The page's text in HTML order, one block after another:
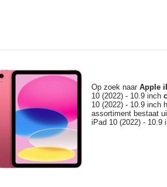
Op zoek naar Apple
10 (2022) - 10.9 inch
10 (2022) - 10.9 inch
assortiment bestaat
iPad 10 (2022) - 10.9